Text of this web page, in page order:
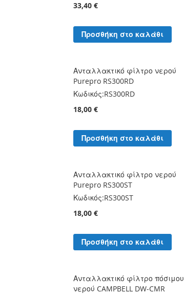
33,40 €
Προσθήκη στο καλάθι
Ανταλλακτικό φίλτρο νερού
Purepro RS300RD
Κωδικός:RS300RD
18,00 €
Προσθήκη στο καλάθι
Ανταλλακτικό φίλτρο νερού
Purepro RS300ST
Κωδικός:RS300ST
18,00 €
Προσθήκη στο καλάθι
Ανταλλακτικό φίλτρο πόσιμου
νερού CAMPBELL DW-CMR